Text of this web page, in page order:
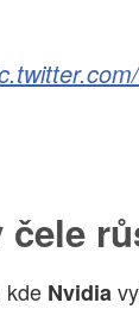
čele
kde Nvidia